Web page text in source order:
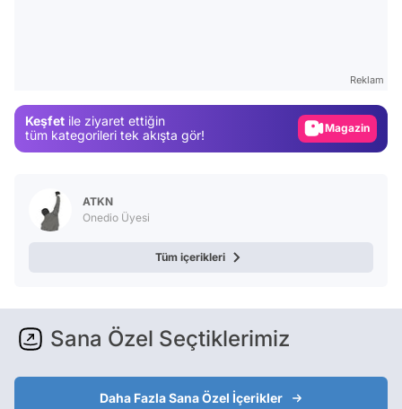
Reklam
Keşfet ile ziyaret ettiğin
tüm kategorileri tek akışta gör!
Magazin
ATKN
Onedio Üyesi
Tüm içerikleri
Sana Özel Seçtiklerimiz
Daha Fazla Sana Özel İçerikler